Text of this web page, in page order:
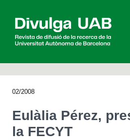
02/2008
Eulàlia Pérez,
la FECYT